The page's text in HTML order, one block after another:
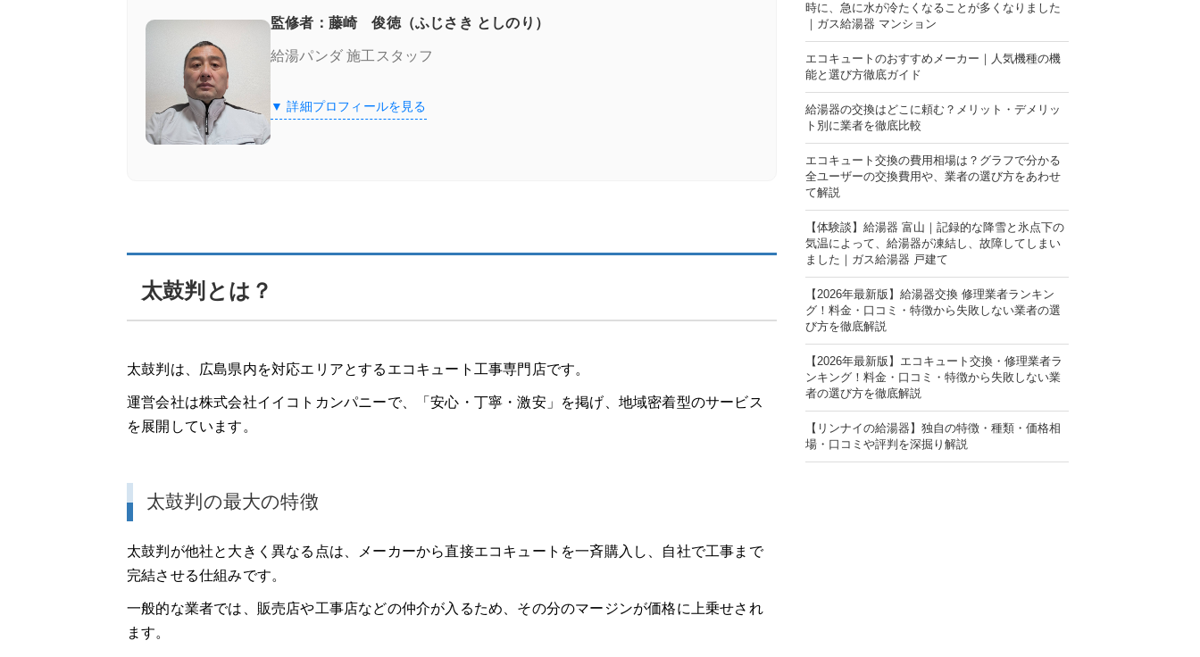
監修者：藤崎 俊徳（ふじさき としのり）
給湯パンダ 施工スタッフ
▼ 詳細プロフィールを見る
太鼓判とは？
太鼓判は、広島県内を対応エリアとするエコキュート工事専門店です。
運営会社は株式会社イイコトカンパニーで、「安心・丁寧・激安」を掲げ、地域密着型のサービス
を展開しています。
太鼓判の最大の特徴
太鼓判が他社と大きく異なる点は、メーカーから直接エコキュートを一斉購入し、自社で工事まで
完結させる仕組みです。
一般的な業者では、販売店や工事店などの仲介が入るため、その分のマージンが価格に上乗せされ
ます。
時に、急に水が冷たくなることが多くなりました
｜ガス給湯器 マンション
エコキュートのおすすめメーカー｜人気機種の機
能と選び方徹底ガイド
給湯器の交換はどこに頼む？メリット・デメリッ
ト別に業者を徹底比較
エコキュート交換の費用相場は？グラフで分かる
全ユーザーの交換費用や、業者の選び方をあわせ
て解説
【体験談】給湯器 富山｜記録的な降雪と氷点下の
気温によって、給湯器が凍結し、故障してしまい
ました｜ガス給湯器 戸建て
【2026年最新版】給湯器交換 修理業者ランキン
グ！料金・口コミ・特徴から失敗しない業者の選
び方を徹底解説
【2026年最新版】エコキュート交換・修理業者ラ
ンキング！料金・口コミ・特徴から失敗しない業
者の選び方を徹底解説
【リンナイの給湯器】独自の特徴・種類・価格相
場・口コミや評判を深掘り解説